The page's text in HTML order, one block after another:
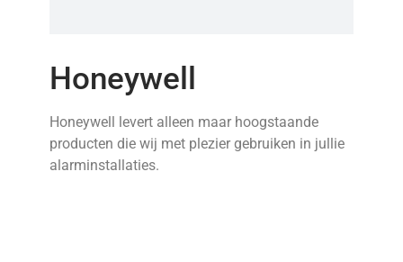
Honeywell
Honeywell levert alleen maar hoogstaande
producten die wij met plezier gebruiken in jullie
alarminstallaties.